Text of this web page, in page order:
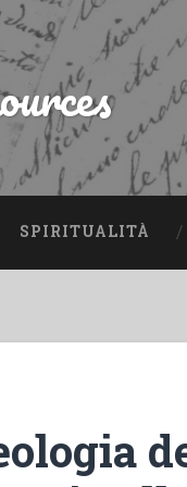
SPIRITUALITÀ